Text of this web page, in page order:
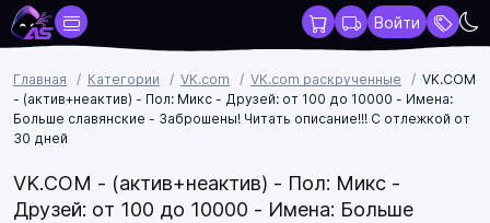
Войти
Главная Категории VK.com VK.com раскрученные
VK.COM
- (актив+неактив) - Пол: Микс - Друзей: от 100 до 10000 - Имена:
Больше славянские - Заброшены! Читать описание!!! С отлежкой от
30 дней
VK.COM - (актив+неактив) - Пол: Микс -
Друзей: от 100 до 10000 - Имена: Больше